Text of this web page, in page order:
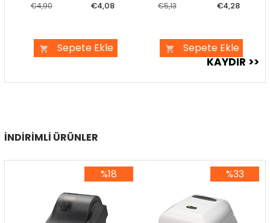
€4,08
€4,90
Sepete Ekle
€4,28
€5,13
Sepete Ekle
İNDIRIMLI ÜRÜNLER
%18
%33